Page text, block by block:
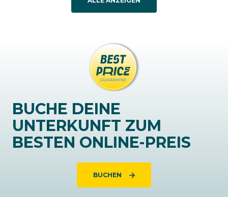
BUCHE DEINE
UNTERKUNFT ZUM
BESTEN ONLINE-PREIS
BUCHEN